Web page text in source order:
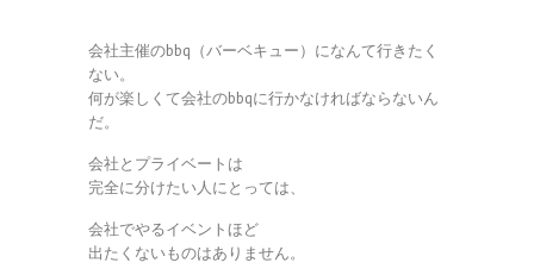
会社主催のbbq（バーベキュー）になんて行きたく
ない。
何が楽しくて会社のbbqに行かなければならないん
だ。
会社とプライベートは
完全に分けたい人にとっては、
会社でやるイベントほど
出たくないものはありません。